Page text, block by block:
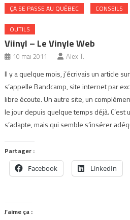
ÇA SE PASSE AU QUÉBEC CONSEILS
OUTILS
Viinyl – Le Vinyle Web
10 mai 2011 Alex T.
Il y a quelque mois, j’écrivais un article
s’appelle Bandcamp, site internet par
libre écoute. Un autre site, un
le jour depuis quelque temps déjà. C’est
s’adapte, mais qui semble s’insérer
Partager :
Facebook LinkedIn
J’aime ça :